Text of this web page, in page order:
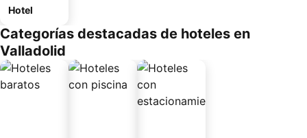
Hotel
Categorías destacadas de hoteles en
Valladolid